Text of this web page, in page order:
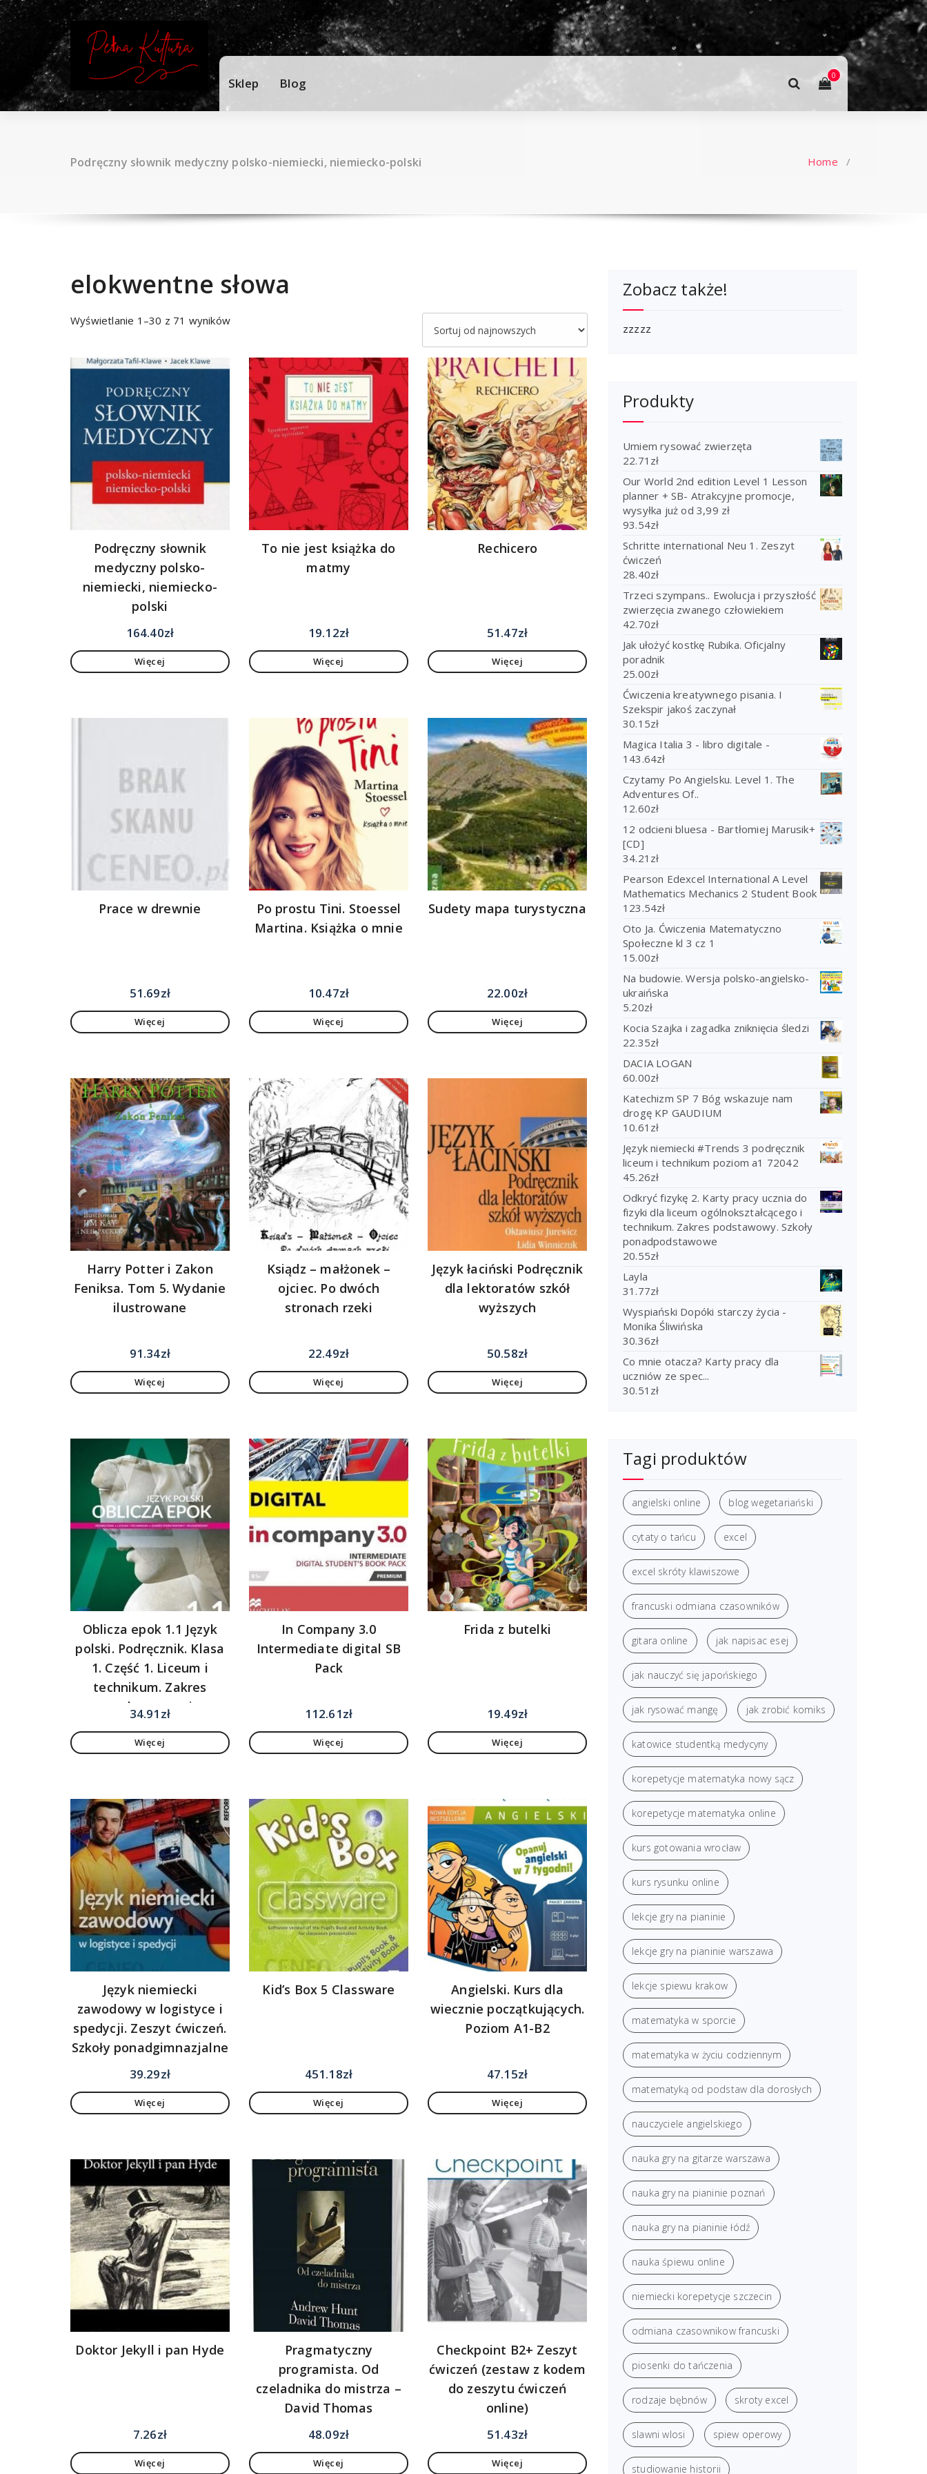
Skip
to
content
Sklep Blog
0
Podręczny słownik medyczny polsko-niemiecki, niemiecko-polski Home /
elokwentne słowa
Wyświetlanie 1–30 z 71 wynikówSorted
Podręczny słownik
medyczny polsko-
niemiecki, niemiecko-
polski
164.40zł
Więcej
To nie jest książka do
matmy
19.12zł
Więcej
Rechicero
51.47zł
Więcej
Prace w drewnie
51.69zł
Więcej
Po prostu Tini. Stoessel
Martina. Książka o mnie
10.47zł
Więcej
Sudety mapa turystyczna
22.00zł
Więcej
Harry Potter i Zakon
Feniksa. Tom 5. Wydanie
ilustrowane
91.34zł
Więcej
Ksiądz – małżonek –
ojciec. Po dwóch
stronach rzeki
22.49zł
Więcej
Język łaciński Podręcznik
dla lektoratów szkół
wyższych
50.58zł
Więcej
Oblicza epok 1.1 Język
polski. Podręcznik. Klasa
1. Część 1. Liceum i
technikum. Zakres
podstawowy i
34.91 zł
Więcej
In Company 3.0
Intermediate digital SB
Pack
112.61zł
Więcej
Frida z butelki
19.49zł
Więcej
Język niemiecki
zawodowy w logistyce i
spedycji. Zeszyt ćwiczeń.
Szkoły ponadgimnazjalne
39.29zł
Więcej
Kid’s Box 5 Classware
451.18zł
Więcej
Angielski. Kurs dla
wiecznie początkujących.
Poziom A1-B2
47.15zł
Więcej
Doktor Jekyll i pan Hyde
7.26zł
Więcej
Pragmatyczny
programista. Od
czeladnika do mistrza –
David Thomas
48.09zł
Więcej
Checkpoint B2+ Zeszyt
ćwiczeń (zestaw z kodem
do zeszytu ćwiczeń
online)
51.43zł
Więcej
Zobacz także!
zzzzz
Produkty
Umiem rysować zwierzęta
22.71 zł
Our World 2nd edition Level 1 Lesson
planner + SB- Atrakcyjne promocje,
wysyłka już od 3,99 zł
93.54zł
Schritte international Neu 1. Zeszyt
ćwiczeń
28.40zł
Trzeci szympans.. Ewolucja i przyszłość
zwierzęcia zwanego człowiekiem
42.70zł
Jak ułożyć kostkę Rubika. Oficjalny
poradnik
25.00zł
Ćwiczenia kreatywnego pisania. I
Szekspir jakoś zaczynał
30.15zł
Magica Italia 3 - libro digitale -
143.64zł
Czytamy Po Angielsku. Level 1. The
Adventures Of..
12.60zł
12 odcieni bluesa - Bartłomiej Marusik+
[CD]
34.21 zł
Pearson Edexcel International A Level
Mathematics Mechanics 2 Student Book
123.54zł
Oto Ja. Ćwiczenia Matematyczno
Społeczne kl 3 cz 1
15.00zł
Na budowie. Wersja polsko-angielsko-
ukraińska
5.20zł
Kocia Szajka i zagadka zniknięcia śledzi
22.35zł
DACIA LOGAN
60.00zł
Katechizm SP 7 Bóg wskazuje nam
drogę KP GAUDIUM
10.61 zł
Język niemiecki #Trends 3 podręcznik
liceum i technikum poziom a1 72042
45.26zł
Odkryć fizykę 2. Karty pracy ucznia do
fizyki dla liceum ogólnokształcącego i
technikum. Zakres podstawowy. Szkoły
ponadpodstawowe
20.55zł
Layla
31.77zł
Wyspiański Dopóki starczy życia -
Monika Śliwińska
30.36zł
Co mnie otacza? Karty pracy dla
uczniów ze spec...
30.51 zł
Tagi produktów
angielski online blog wegetariański
cytaty o tańcu excel
excel skróty klawiszowe
francuski odmiana czasowników
gitara online jak napisac esej
jak nauczyć się japońskiego
jak rysować mangę jak zrobić komiks
katowice studentką medycyny
korepetycje matematyka nowy sącz
korepetycje matematyka online
kurs gotowania wrocław
kurs rysunku online
lekcje gry na pianinie
lekcje gry na pianinie warszawa
lekcje spiewu krakow
matematyka w sporcie
matematyka w życiu codziennym
matematyką od podstaw dla dorosłych
nauczyciele angielskiego
nauka gry na gitarze warszawa
nauka gry na pianinie poznań
nauka gry na pianinie łódź
nauka śpiewu online
niemiecki korepetycje szczecin
odmiana czasownikow francuski
piosenki do tańczenia
rodzaje bębnów skroty excel
slawni wlosi spiew operowy
studiowanie historii